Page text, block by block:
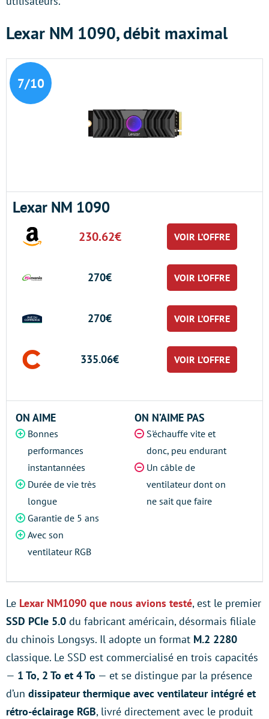
Lexar NM 1090, débit maximal
7/10
Lexar NM 1090
230.62€ VOIR L’OFFRE
270€ VOIR L’OFFRE
270€ VOIR L’OFFRE
335.06€ VOIR L’OFFRE
ON AIME
Bonnes
performances
instantannées
Durée de vie très
longue
Garantie de 5 ans
Avec son
ventilateur RGB
ON N’AIME PAS
S'échauffe vite et
donc, peu endurant
Un câble de
ventilateur dont on
ne sait que faire
Le Lexar NM1090 que nous avions testé, est le premier
SSD PCIe 5.0 du fabricant américain, désormais filiale
du chinois Longsys. Il adopte un format M.2 2280
classique. Le SSD est commercialisé en trois capacités
— 1 To, 2 To et 4 To — et se distingue par la présence
d’un dissipateur thermique avec ventilateur intégré et
rétro-éclairage RGB, livré directement avec le produit